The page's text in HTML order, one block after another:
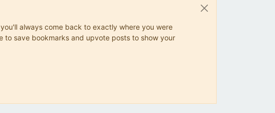
always come back to exactly where you were
to save bookmarks and upvote posts to show your